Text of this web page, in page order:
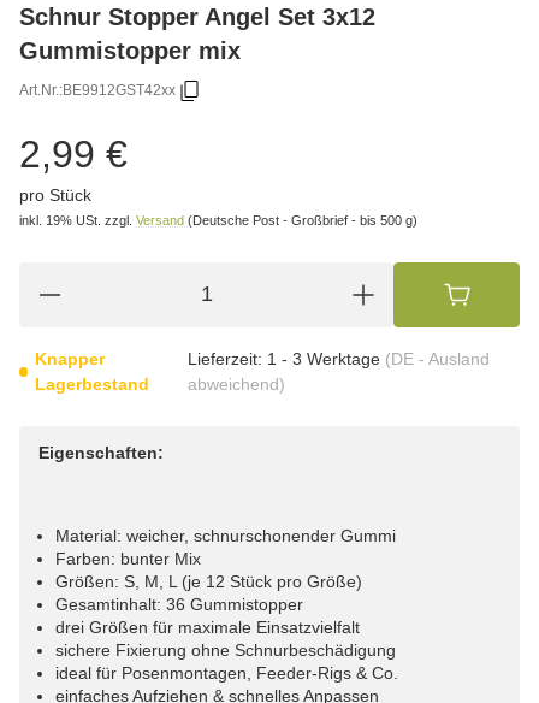
Schnur Stopper Angel Set 3x12
Gummistopper mix
Art.Nr.:BE9912GST42xx
2,99 €
pro Stück
inkl. 19% USt. zzgl. Versand (Deutsche Post - Großbrief - bis 500 g)
Knapper
Lagerbestand
Lieferzeit: 1 - 3 Werktage (DE - Ausland
abweichend)
Eigenschaften:
Material: weicher, schnurschonender Gummi
Farben: bunter Mix
Größen: S, M, L (je 12 Stück pro Größe)
Gesamtinhalt: 36 Gummistopper
drei Größen für maximale Einsatzvielfalt
sichere Fixierung ohne Schnurbeschädigung
ideal für Posenmontagen, Feeder-Rigs & Co.
einfaches Aufziehen & schnelles Anpassen